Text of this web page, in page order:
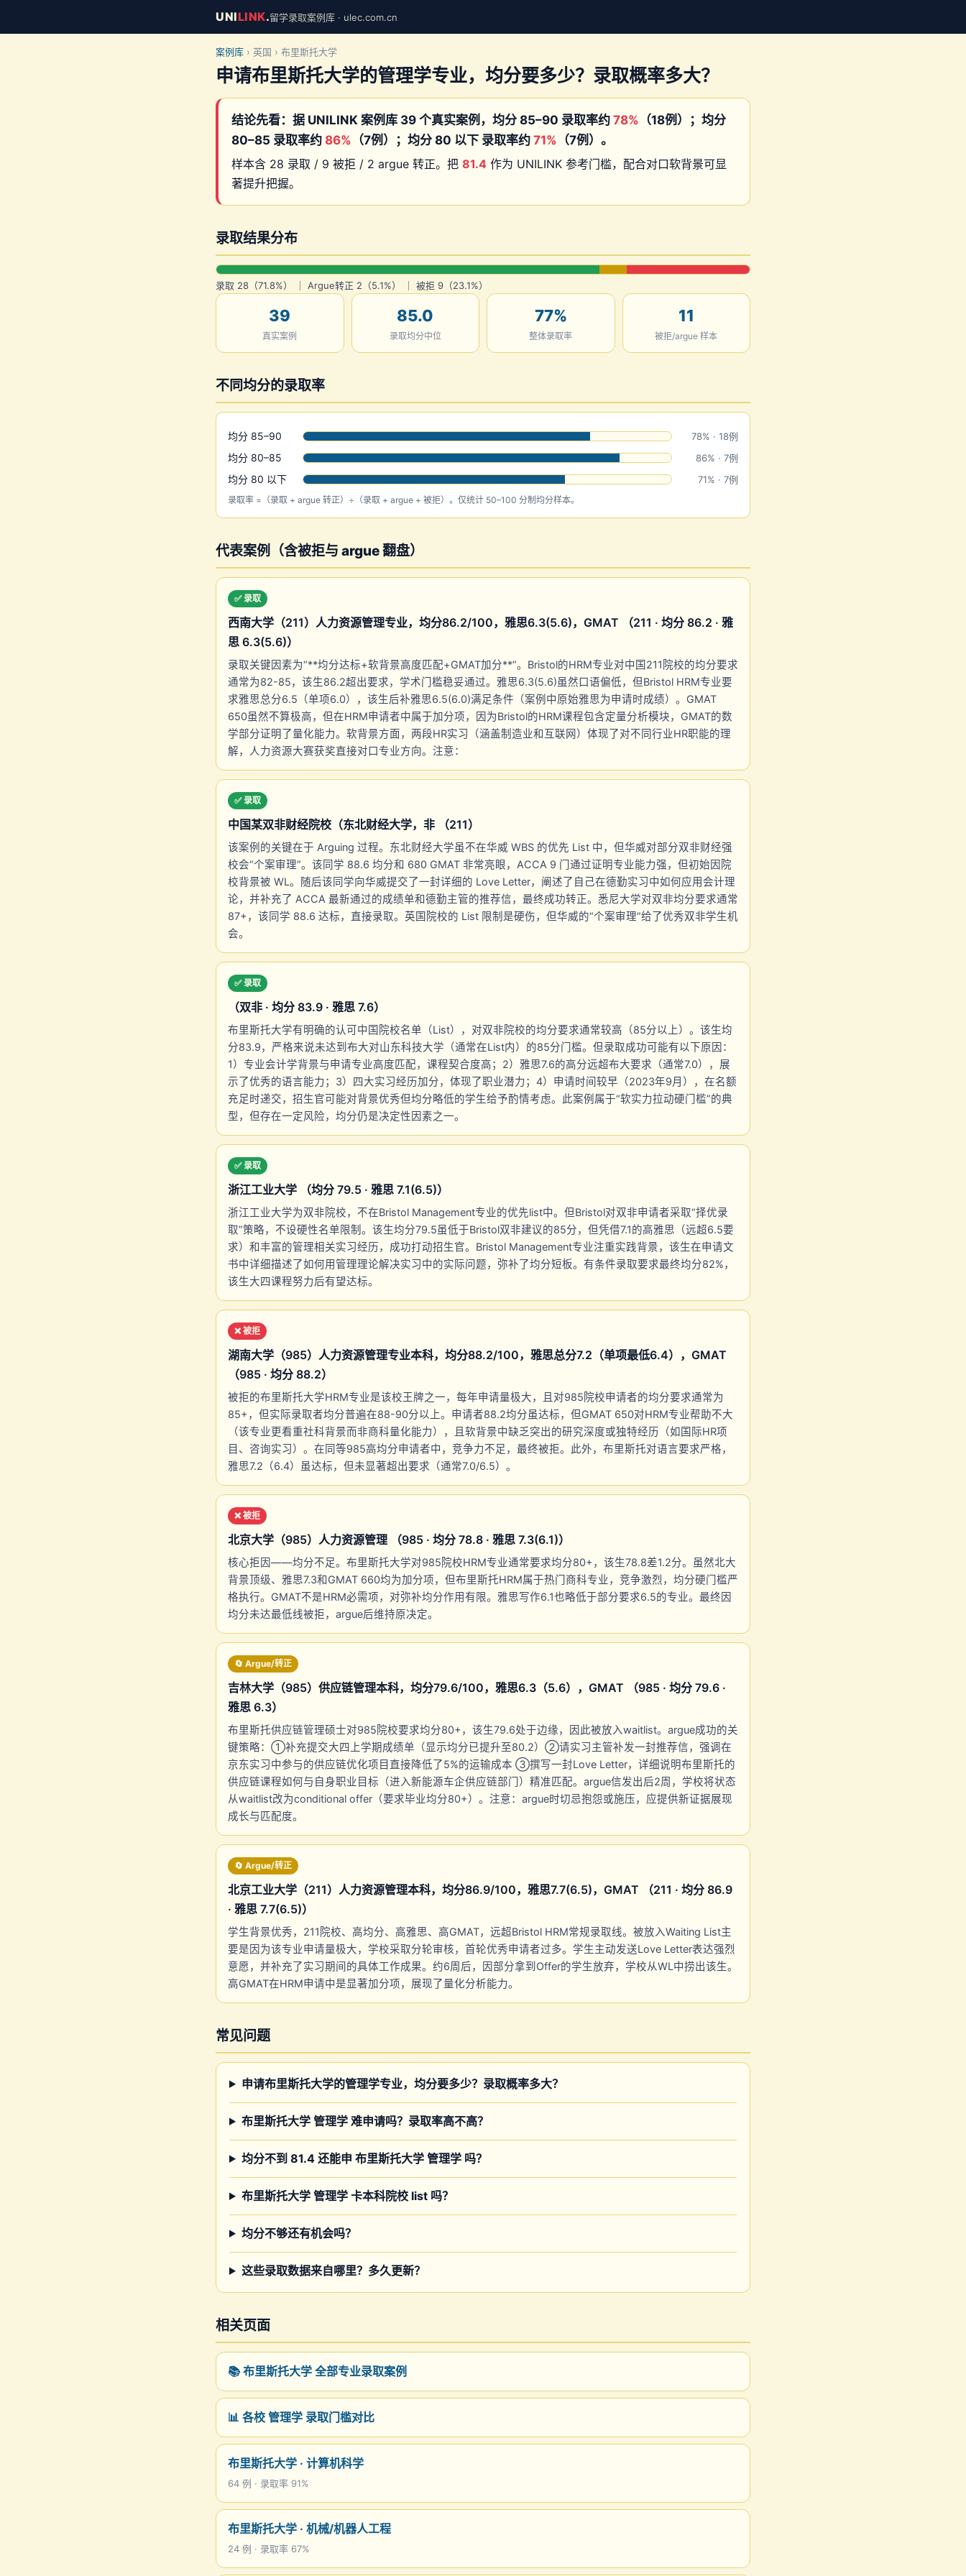
UNILINK.留学录取案例库 · ulec.com.cn
案例库 › 英国 › 布里斯托大学
申请布里斯托大学的管理学专业，均分要多少？录取概率多大？
结论先看：据 UNILINK 案例库 39 个真实案例，均分 85–90 录取率约 78% （18例）；均分
80–85 录取率约 86% （7例）；均分 80 以下 录取率约 71% （7例）。
样本含 28 录取 / 9 被拒 / 2 argue 转正。把 81.4 作为 UNILINK 参考门槛，配合对口软背景可显
著提升把握。
录取结果分布
录取 28（71.8%） ｜ Argue转正 2（5.1%） ｜ 被拒 9（23.1%）
39
真实案例
85.0
录取均分中位
77%
整体录取率
11
被拒/argue 样本
不同均分的录取率
均分 85–90 78% · 18例
均分 80–85 86% · 7例
均分 80 以下 71% · 7例
录取率 =（录取 + argue 转正）÷（录取 + argue + 被拒）。仅统计 50–100 分制均分样本。
代表案例（含被拒与 argue 翻盘）
✅ 录取
西南大学（211）人力资源管理专业，均分86.2/100，雅思6.3(5.6)，GMAT （211 · 均分 86.2 · 雅
思 6.3(5.6)）
录取关键因素为“**均分达标+软背景高度匹配+GMAT加分**”。Bristol的HRM专业对中国211院校的均分要求
通常为82-85，该生86.2超出要求，学术门槛稳妥通过。雅思6.3(5.6)虽然口语偏低，但Bristol HRM专业要
求雅思总分6.5（单项6.0），该生后补雅思6.5(6.0)满足条件（案例中原始雅思为申请时成绩）。GMAT
650虽然不算极高，但在HRM申请者中属于加分项，因为Bristol的HRM课程包含定量分析模块，GMAT的数
学部分证明了量化能力。软背景方面，两段HR实习（涵盖制造业和互联网）体现了对不同行业HR职能的理
解，人力资源大赛获奖直接对口专业方向。注意：
✅ 录取
中国某双非财经院校（东北财经大学，非 （211）
该案例的关键在于 Arguing 过程。东北财经大学虽不在华威 WBS 的优先 List 中，但华威对部分双非财经强
校会“个案审理”。该同学 88.6 均分和 680 GMAT 非常亮眼，ACCA 9 门通过证明专业能力强，但初始因院
校背景被 WL。随后该同学向华威提交了一封详细的 Love Letter，阐述了自己在德勤实习中如何应用会计理
论，并补充了 ACCA 最新通过的成绩单和德勤主管的推荐信，最终成功转正。悉尼大学对双非均分要求通常
87+，该同学 88.6 达标，直接录取。英国院校的 List 限制是硬伤，但华威的“个案审理”给了优秀双非学生机
会。
✅ 录取
（双非 · 均分 83.9 · 雅思 7.6）
布里斯托大学有明确的认可中国院校名单（List），对双非院校的均分要求通常较高（85分以上）。该生均
分83.9，严格来说未达到布大对山东科技大学（通常在List内）的85分门槛。但录取成功可能有以下原因：
1）专业会计学背景与申请专业高度匹配，课程契合度高；2）雅思7.6的高分远超布大要求（通常7.0），展
示了优秀的语言能力；3）四大实习经历加分，体现了职业潜力；4）申请时间较早（2023年9月），在名额
充足时递交，招生官可能对背景优秀但均分略低的学生给予酌情考虑。此案例属于“软实力拉动硬门槛”的典
型，但存在一定风险，均分仍是决定性因素之一。
✅ 录取
浙江工业大学 （均分 79.5 · 雅思 7.1(6.5)）
浙江工业大学为双非院校，不在Bristol Management专业的优先list中。但Bristol对双非申请者采取“择优录
取”策略，不设硬性名单限制。该生均分79.5虽低于Bristol双非建议的85分，但凭借7.1的高雅思（远超6.5要
求）和丰富的管理相关实习经历，成功打动招生官。Bristol Management专业注重实践背景，该生在申请文
书中详细描述了如何用管理理论解决实习中的实际问题，弥补了均分短板。有条件录取要求最终均分82%，
该生大四课程努力后有望达标。
❌ 被拒
湖南大学（985）人力资源管理专业本科，均分88.2/100，雅思总分7.2（单项最低6.4），GMAT
（985 · 均分 88.2）
被拒的布里斯托大学HRM专业是该校王牌之一，每年申请量极大，且对985院校申请者的均分要求通常为
85+，但实际录取者均分普遍在88-90分以上。申请者88.2均分虽达标，但GMAT 650对HRM专业帮助不大
（该专业更看重社科背景而非商科量化能力），且软背景中缺乏突出的研究深度或独特经历（如国际HR项
目、咨询实习）。在同等985高均分申请者中，竞争力不足，最终被拒。此外，布里斯托对语言要求严格，
雅思7.2（6.4）虽达标，但未显著超出要求（通常7.0/6.5）。
❌ 被拒
北京大学（985）人力资源管理 （985 · 均分 78.8 · 雅思 7.3(6.1)）
核心拒因——均分不足。布里斯托大学对985院校HRM专业通常要求均分80+，该生78.8差1.2分。虽然北大
背景顶级、雅思7.3和GMAT 660均为加分项，但布里斯托HRM属于热门商科专业，竞争激烈，均分硬门槛严
格执行。GMAT不是HRM必需项，对弥补均分作用有限。雅思写作6.1也略低于部分要求6.5的专业。最终因
均分未达最低线被拒，argue后维持原决定。
🔄 Argue/转正
吉林大学（985）供应链管理本科，均分79.6/100，雅思6.3（5.6），GMAT （985 · 均分 79.6 ·
雅思 6.3）
布里斯托供应链管理硕士对985院校要求均分80+，该生79.6处于边缘，因此被放入waitlist。argue成功的关
键策略：①补充提交大四上学期成绩单（显示均分已提升至80.2）②请实习主管补发一封推荐信，强调在
京东实习中参与的供应链优化项目直接降低了5%的运输成本 ③撰写一封Love Letter，详细说明布里斯托的
供应链课程如何与自身职业目标（进入新能源车企供应链部门）精准匹配。argue信发出后2周，学校将状态
从waitlist改为conditional offer（要求毕业均分80+）。注意：argue时切忌抱怨或施压，应提供新证据展现
成长与匹配度。
🔄 Argue/转正
北京工业大学（211）人力资源管理本科，均分86.9/100，雅思7.7(6.5)，GMAT （211 · 均分 86.9
· 雅思 7.7(6.5)）
学生背景优秀，211院校、高均分、高雅思、高GMAT，远超Bristol HRM常规录取线。被放入Waiting List主
要是因为该专业申请量极大，学校采取分轮审核，首轮优秀申请者过多。学生主动发送Love Letter表达强烈
意愿，并补充了实习期间的具体工作成果。约6周后，因部分拿到Offer的学生放弃，学校从WL中捞出该生。
高GMAT在HRM申请中是显著加分项，展现了量化分析能力。
常见问题
申请布里斯托大学的管理学专业，均分要多少？录取概率多大？
布里斯托大学 管理学 难申请吗？录取率高不高？
均分不到 81.4 还能申 布里斯托大学 管理学 吗？
布里斯托大学 管理学 卡本科院校 list 吗？
均分不够还有机会吗？
这些录取数据来自哪里？多久更新？
相关页面
📚 布里斯托大学 全部专业录取案例
📊 各校 管理学 录取门槛对比
布里斯托大学 · 计算机科学
64 例 · 录取率 91%
布里斯托大学 · 机械/机器人工程
24 例 · 录取率 67%